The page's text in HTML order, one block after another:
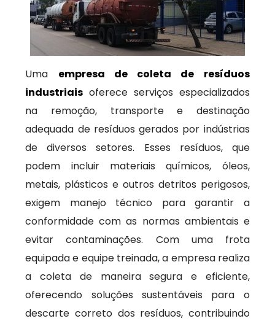
Uma empresa de coleta de resíduos
industriais oferece serviços especializados
na remoção, transporte e destinação
adequada de resíduos gerados por indústrias
de diversos setores. Esses resíduos, que
podem incluir materiais químicos, óleos,
metais, plásticos e outros detritos perigosos,
exigem manejo técnico para garantir a
conformidade com as normas ambientais e
evitar contaminações. Com uma frota
equipada e equipe treinada, a empresa realiza
a coleta de maneira segura e eficiente,
oferecendo soluções sustentáveis para o
descarte correto dos resíduos, contribuindo